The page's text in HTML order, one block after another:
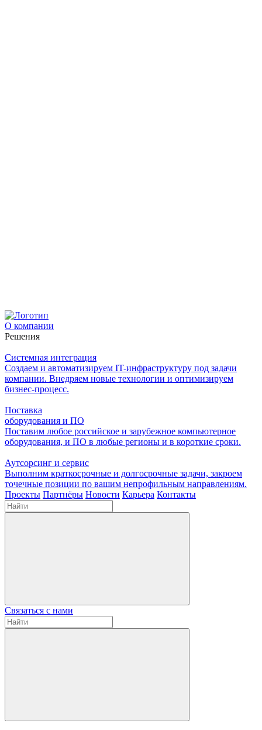
О компании
Решения
Системная интеграция
Создаем и автоматизируем IT-инфраструктуру под задачи
компании. Внедряем новые технологии и оптимизируем
бизнес-процесс.
Поставка
оборудования и ПО
Поставим любое российское и зарубежное компьютерное
оборудования, и ПО в любые регионы и в короткие сроки.
Аутсорсинг и сервис
Выполним краткосрочные и долгосрочные задачи, закроем
точечные позиции по вашим непрофильным направлениям.
Проекты Партнёры Новости Карьера Контакты
Связаться с нами